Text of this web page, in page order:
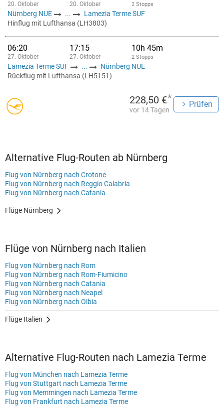
20. Oktober 20. Oktober 2 Stopps
Nürnberg NUE ...
Lamezia Terme SUF
Hinflug mit Lufthansa (LH3803)
06:20
27. Oktober
17:15
27. Oktober
10h 45m
2 Stopps
Lamezia Terme SUF ...
Nürnberg NUE
Rückflug mit Lufthansa (LH5151)
228,50 €*
vor 14 Tagen
Prüfen
Alternative Flug-Routen ab Nürnberg
Flug von Nürnberg nach Crotone
Flug von Nürnberg nach Reggio Calabria
Flug von Nürnberg nach Catania
Flüge Nürnberg
Flüge von Nürnberg nach Italien
Flug von Nürnberg nach Rom
Flug von Nürnberg nach Rom-Fiumicino
Flug von Nürnberg nach Catania
Flug von Nürnberg nach Neapel
Flug von Nürnberg nach Olbia
Flüge Italien
Alternative Flug-Routen nach Lamezia Terme
Flug von München nach Lamezia Terme
Flug von Stuttgart nach Lamezia Terme
Flug von Memmingen nach Lamezia Terme
Flug von Frankfurt nach Lamezia Terme